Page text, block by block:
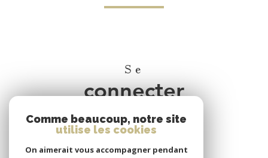
Se
connecter
espace propriétaire
Comme beaucoup, notre site
utilise les cookies
On aimerait vous accompagner pendant